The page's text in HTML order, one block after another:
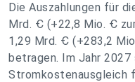
Die Auszahlungen für
Mrd. Ꞓ (+22,8 Mio. Ꞓ
1,29 Mrd. Ꞓ (+283,2
betragen. Im Jahr 2027
Stromkostenausgleich